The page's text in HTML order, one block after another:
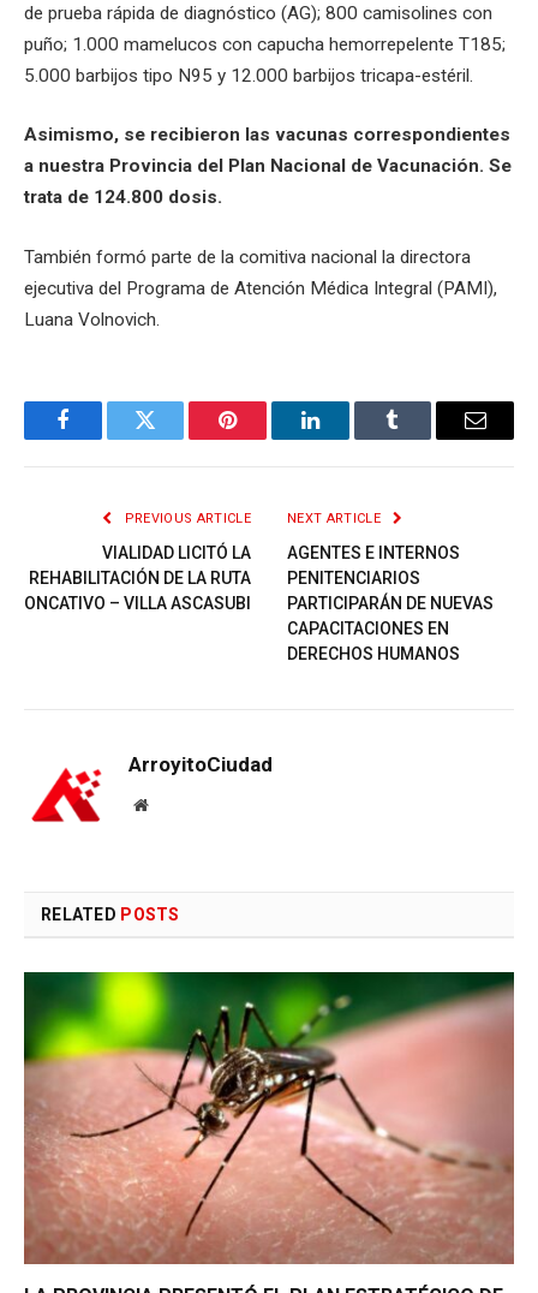
de prueba rápida de diagnóstico (AG); 800 camisolines con
puño; 1.000 mamelucos con capucha hemorrepelente T185;
5.000 barbijos tipo N95 y 12.000 barbijos tricapa-estéril.
Asimismo, se recibieron las vacunas correspondientes
a nuestra Provincia del Plan Nacional de Vacunación. Se
trata de 124.800 dosis.
También formó parte de la comitiva nacional la directora
ejecutiva del Programa de Atención Médica Integral (PAMI),
Luana Volnovich.
FacebookTwitter Pinterest LinkedInTumblr Email
PREVIOUS ARTICLE
VIALIDAD LICITÓ LA
REHABILITACIÓN DE LA RUTA
ONCATIVO – VILLA ASCASUBI
NEXT ARTICLE
AGENTES E INTERNOS
PENITENCIARIOS
PARTICIPARÁN DE NUEVAS
CAPACITACIONES EN
DERECHOS HUMANOS
ArroyitoCiudad
Website
RELATED POSTS